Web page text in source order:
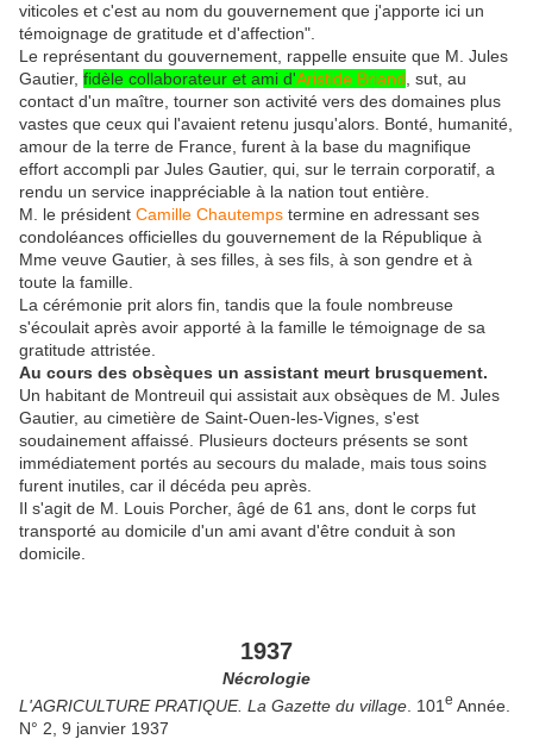
viticoles et c'est au nom du gouvernement que j'apporte ici un
témoignage de gratitude et d'affection".
Le représentant du gouvernement, rappelle ensuite que M. Jules
Gautier, fidèle collaborateur et ami d'Aristide Briand , sut, au
contact d'un maître, tourner son activité vers des domaines plus
vastes que ceux qui l'avaient retenu jusqu'alors. Bonté, humanité,
amour de la terre de France, furent à la base du magnifique
effort accompli par Jules Gautier, qui, sur le terrain corporatif, a
rendu un service inappréciable à la nation tout entière.
M. le président Camille Chautemps termine en adressant ses
condoléances officielles du gouvernement de la République à
Mme veuve Gautier, à ses filles, à ses fils, à son gendre et à
toute la famille.
La cérémonie prit alors fin, tandis que la foule nombreuse
s'écoulait après avoir apporté à la famille le témoignage de sa
gratitude attristée.
Au cours des obsèques un assistant meurt brusquement.
Un habitant de Montreuil qui assistait aux obsèques de M. Jules
Gautier, au cimetière de Saint-Ouen-les-Vignes, s'est
soudainement affaissé. Plusieurs docteurs présents se sont
immédiatement portés au secours du malade, mais tous soins
furent inutiles, car il décéda peu après.
Il s'agit de M. Louis Porcher, âgé de 61 ans, dont le corps fut
transporté au domicile d'un ami avant d'être conduit à son
domicile.
1937
Nécrologie
L'AGRICULTURE PRATIQUE. La Gazette du village . 101 e Année.
N° 2, 9 janvier 1937